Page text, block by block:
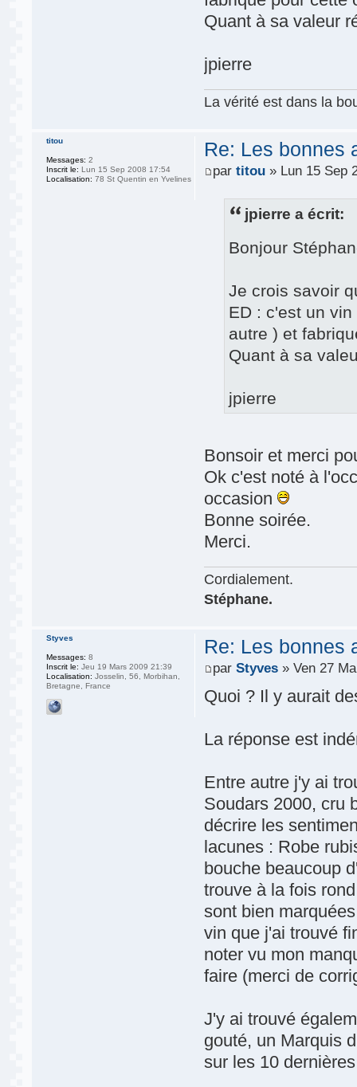
Quant à sa valeur
jpierre
La vérité est dans la
Re: Les bonnes
partitou » Lun 15 Sep
jpierre a écrit:
Bonjour
Je crois savoir
ED : c'est un
autre ) et
Quant à sa
jpierre
Bonsoir et merci
Ok c'est noté à
occasion
Bonne soirée.
Merci.
Cordialement.
Stéphane.
titou
Messages: 2
Inscrit le: Lun 15 Sep 2008 17:54
Localisation: 78 St Quentin en Yvelines
Re: Les bonnes
parStyves » Ven 27
Quoi ? Il y aurait
La réponse est
Entre autre j'y ai
Soudars 2000, cru
décrire les
lacunes : Robe
bouche beaucoup
trouve à la fois
sont bien
vin que j'ai trouvé
noter vu mon
faire (merci de
J'y ai trouvé
gouté, un Marquis
sur les 10
Styves
Messages: 8
Inscrit le: Jeu 19 Mars 2009 21:39
Localisation: Josselin, 56, Morbihan,
Bretagne, France